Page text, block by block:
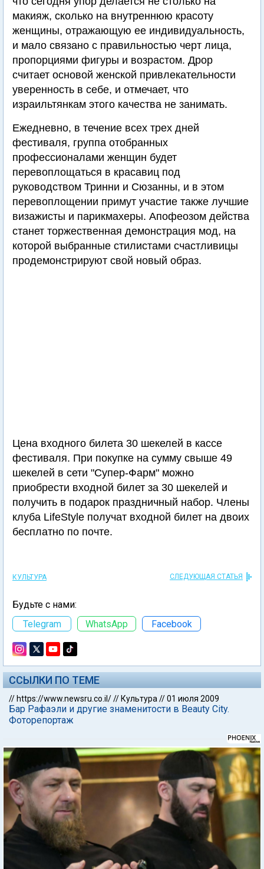
макияж, сколько на внутреннюю красоту
женщины, отражающую ее индивидуальность,
и мало связано с правильностью черт лица,
пропорциями фигуры и возрастом. Дрор
считает основой женской привлекательности
уверенность в себе, и отмечает, что
израильтянкам этого качества не занимать.
Ежедневно, в течение всех трех дней
фестиваля, группа отобранных
профессионалами женщин будет
перевоплощаться в красавиц под
руководством Тринни и Сюзанны, и в этом
перевоплощении примут участие также лучшие
визажисты и парикмахеры. Апофеозом действа
станет торжественная демонстрация мод, на
которой выбранные стилистами счастливицы
продемонстрируют свой новый образ.
Цена входного билета 30 шекелей в кассе
фестиваля. При покупке на сумму свыше 49
шекелей в сети "Супер-Фарм" можно
приобрести входной билет за 30 шекелей и
получить в подарок праздничный набор. Члены
клуба LifeStyle получат входной билет на двоих
бесплатно по почте.
КУЛЬТУРА СЛЕДУЮЩАЯ СТАТЬЯ
Будьте с нами:
Telegram
WhatsApp Facebook
ССЫЛКИ ПО ТЕМЕ
// https://www.newsru.co.il/// Культура //01 июля 2009
Бар Рафаэли и другие знаменитости в Beauty City.
Фоторепортаж